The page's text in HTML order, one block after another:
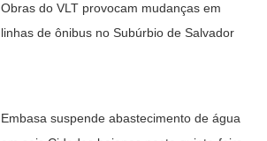
Obras do VLT provocam mudanças em
linhas de ônibus no Subúrbio de Salvador
Embasa suspende abastecimento de água